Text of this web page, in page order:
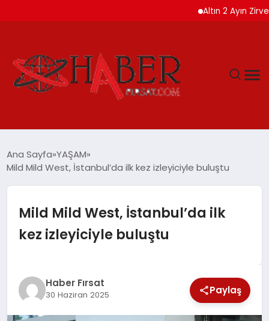
Altın 2 Ayın Zirvesinde
YAŞAM
TEKNOLOJİ
EKONOMİ
Ana Sayfa YAŞAM
Mild Mild West, İstanbul’da ilk kez izleyiciyle buluştu
Mild Mild West, İstanbul’da ilk
kez izleyiciyle buluştu
Haber Fırsat
30 Haziran 2025 Paylaş